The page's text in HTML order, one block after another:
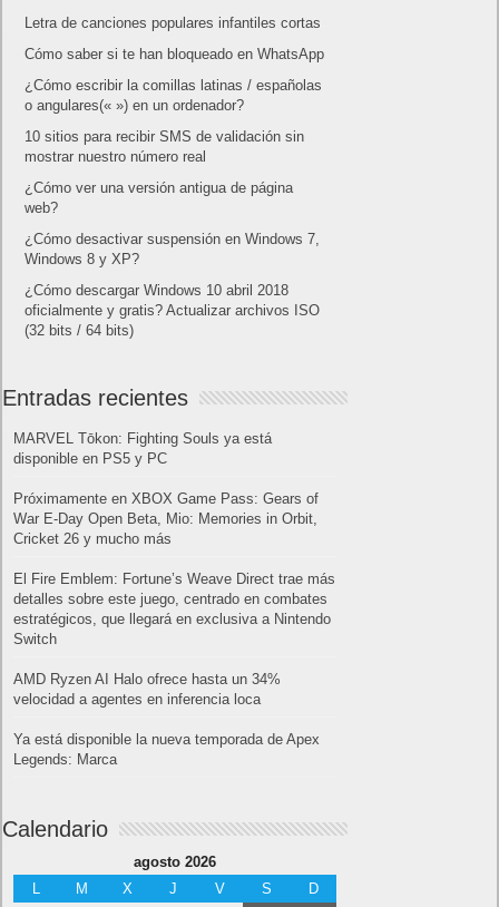
Letra de canciones populares infantiles cortas
Cómo saber si te han bloqueado en WhatsApp
¿Cómo escribir la comillas latinas / españolas
o angulares(« ») en un ordenador?
10 sitios para recibir SMS de validación sin
mostrar nuestro número real
¿Cómo ver una versión antigua de página
web?
¿Cómo desactivar suspensión en Windows 7,
Windows 8 y XP?
¿Cómo descargar Windows 10 abril 2018
oficialmente y gratis? Actualizar archivos ISO
(32 bits / 64 bits)
Entradas recientes
MARVEL Tōkon: Fighting Souls ya está
disponible en PS5 y PC
Próximamente en XBOX Game Pass: Gears of
War E-Day Open Beta, Mio: Memories in Orbit,
Cricket 26 y mucho más
El Fire Emblem: Fortune’s Weave Direct trae más
detalles sobre este juego, centrado en combates
estratégicos, que llegará en exclusiva a Nintendo
Switch
AMD Ryzen AI Halo ofrece hasta un 34%
velocidad a agentes en inferencia loca
Ya está disponible la nueva temporada de Apex
Legends: Marca
Calendario
agosto 2026
L
M X J V S D